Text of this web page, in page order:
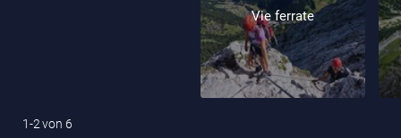
Vie ferrate
1-2von 6